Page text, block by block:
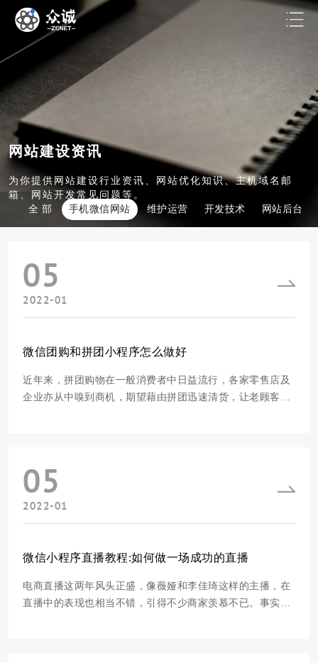
网站建设资讯
为你提供网站建设行业资讯、网站优化知识、主机域名邮
箱、网站开发常见问题等。
全 部
手机微信网站 维护运营 开发技术 网站后台
05
2022-01
微信团购和拼团小程序怎么做好
近年来，拼团购物在一般消费者中日益流行，各家零售店及
企业亦从中嗅到商机，期望藉由拼团迅速清货，让老顾客带
05
2022-01
微信小程序直播教程:如何做一场成功的直播
电商直播这两年风头正盛，像薇娅和李佳琦这样的主播，在
直播中的表现也相当不错，引得不少商家羡慕不已。事实